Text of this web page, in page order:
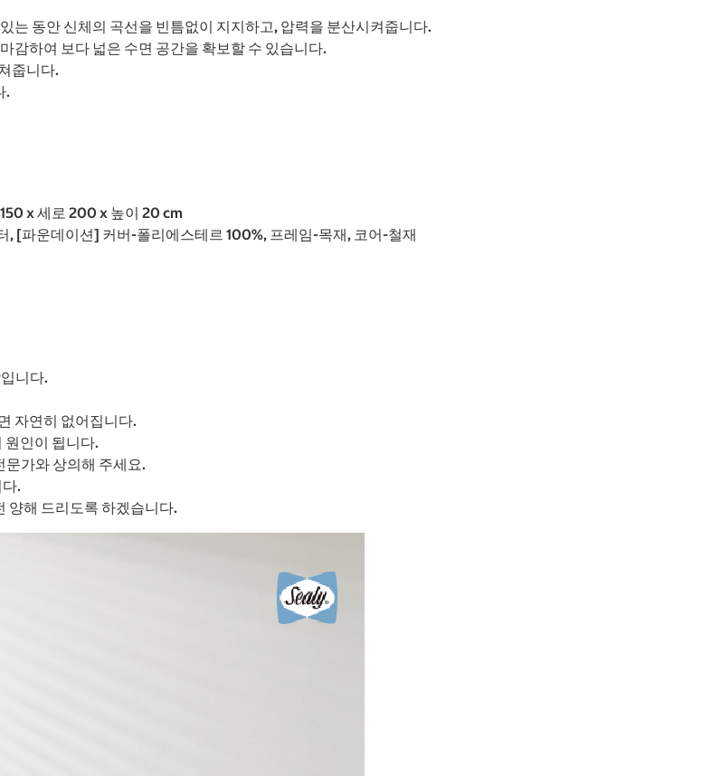
는 동안 신체의 곡선을 빈틈없이 지지하고, 압력을 분산시켜줍니다.
감하여 보다 넓은 수면 공간을 확보할 수 있습니다.
줍니다.
.
x 세로 200 x 높이 20 cm
[파운데이션] 커버-폴리에스테르 100%, 프레임-목재, 코어-철재
니다.
자연히 없어집니다.
원인이 됩니다.
문가와 상의해 주세요.
.
양해 드리도록 하겠습니다.